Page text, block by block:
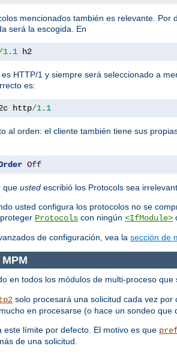
mencionados también es relevante.
será la escogida. En
1.1 h2
HTTP/1 y siempre será seleccionado a
es:
http/1.1
al orden: el cliente también tiene sus
Off
que usted escribió los Protocols sea
usted configura los protocolos no se
Protocols con ningún <IfModule>
de configuración, vea la sección de
en todos los módulos de multi-proceso
solo procesará una solicitud cada vez
en procesarse (o hace un sondeo
este límite por defecto. El motivo es que
de una solicitud.